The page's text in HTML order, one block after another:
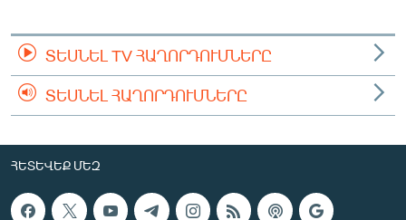
ՏԵՍՆԵԼ TV ՀԱՂՈՐԴՈՒՄՆԵՐԸ
ՏԵՍՆԵԼ ՀԱՂՈՐԴՈՒՄՆԵՐԸ
ՀԵՏԵՎԵՔ ՄԵԶ